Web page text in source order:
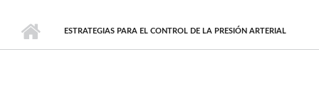
ESTRATEGIAS PARA EL CONTROL DE LA PRESIÓN ARTERIAL